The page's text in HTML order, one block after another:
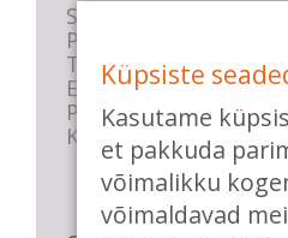
Stuudio sisekord
Privaatsustingimused
Tasemete kirjeldused
E-poe tingimused
Parkimise info
KKK
Küpsiste
Kasutame
et pakkuda
võimalikku
võimaldavad